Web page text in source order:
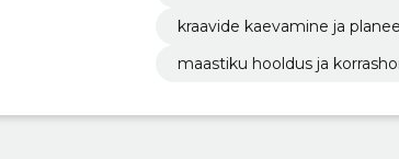
kraavide kaevamine ja
maastiku hooldus ja